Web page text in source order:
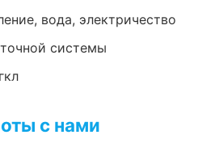
вода, электричество
системы
с нами